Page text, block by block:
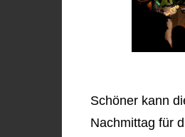
Schöner kann
Nachmittag für